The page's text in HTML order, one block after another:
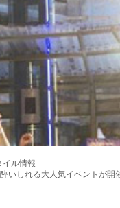
ル情報
いしれる大人気イベントが開